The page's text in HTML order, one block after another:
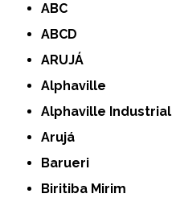
ABC
ABCD
ARUJÁ
Alphaville
Alphaville Industrial
Arujá
Barueri
Biritiba Mirim